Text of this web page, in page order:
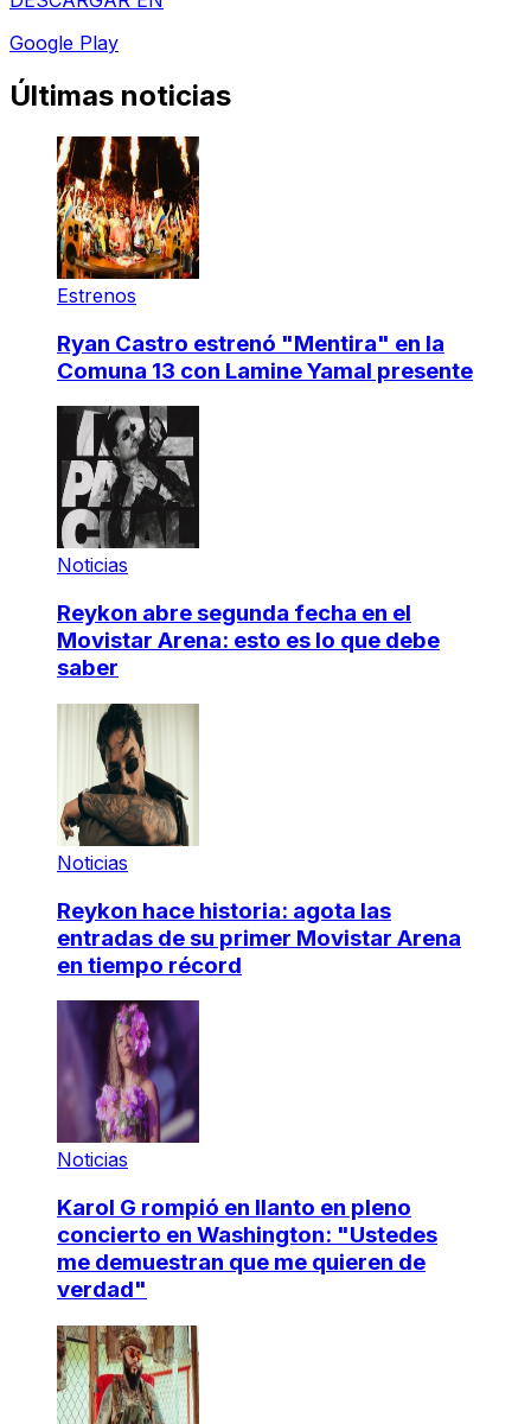
Google Play
Últimas noticias
Estrenos
Ryan Castro estrenó "Mentira" en la
Comuna 13 con Lamine Yamal presente
Noticias
Reykon abre segunda fecha en el
Movistar Arena: esto es lo que debe
saber
Noticias
Reykon hace historia: agota las
entradas de su primer Movistar Arena
en tiempo récord
Noticias
Karol G rompió en llanto en pleno
concierto en Washington: "Ustedes
me demuestran que me quieren de
verdad"